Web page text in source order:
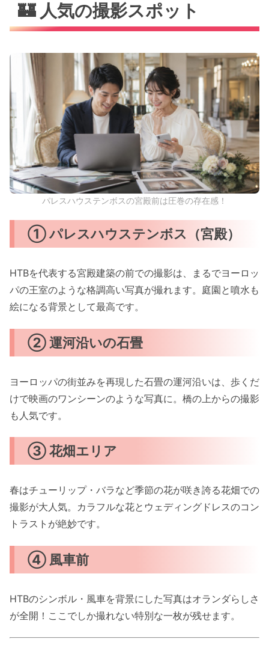
🏰 人気の撮影スポット
パレスハウステンボスの宮殿前は圧巻の存在感！
① パレスハウステンボス（宮殿）
HTBを代表する宮殿建築の前での撮影は、まるでヨーロッ
パの王室のような格調高い写真が撮れます。庭園と噴水も
絵になる背景として最高です。
② 運河沿いの石畳
ヨーロッパの街並みを再現した石畳の運河沿いは、歩くだ
けで映画のワンシーンのような写真に。橋の上からの撮影
も人気です。
③ 花畑エリア
春はチューリップ・バラなど季節の花が咲き誇る花畑での
撮影が大人気。カラフルな花とウェディングドレスのコン
トラストが絶妙です。
④ 風車前
HTBのシンボル・風車を背景にした写真はオランダらしさ
が全開！ここでしか撮れない特別な一枚が残せます。